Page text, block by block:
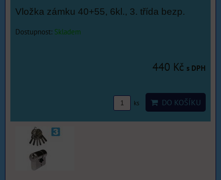
Vložka zámku 40+55, 6kl., 3. třída bezp.
Dostupnost: Skladem
440 Kč s DPH
ks DO KOŠÍKU